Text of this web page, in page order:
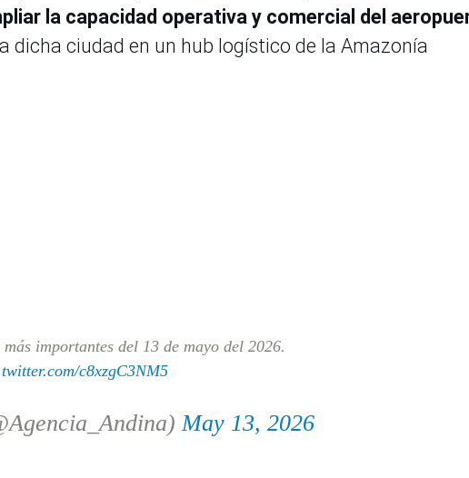
la capacidad operativa y comercial del
dicha ciudad en un hub logístico de la Amazonía
importantes del 13 de mayo del 2026.
c8xzgC3NM5
May 13, 2026